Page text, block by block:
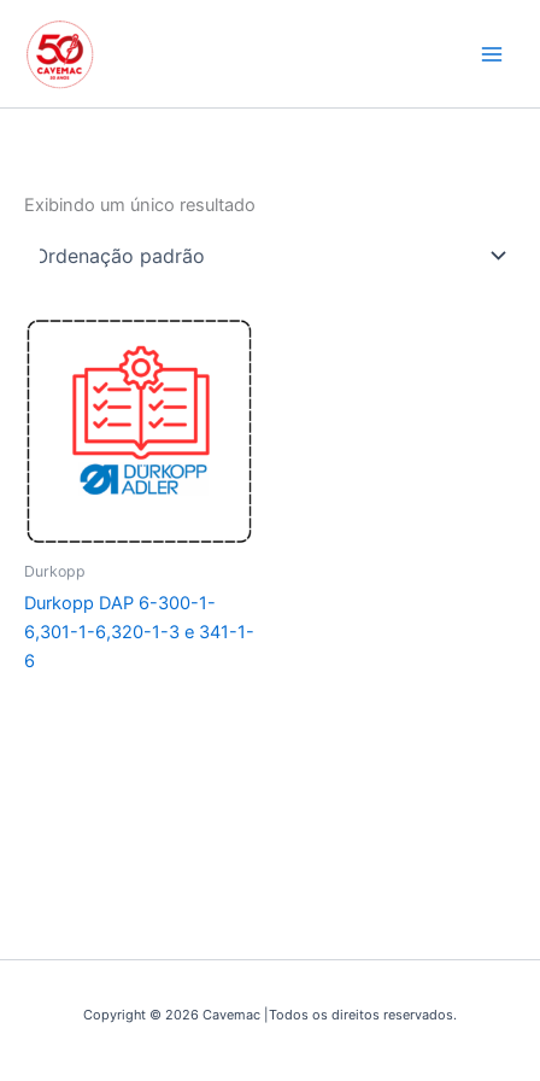
para
Exibindo um único resultado
Durkopp
Durkopp DAP 6-300-1-
6,301-1-6,320-1-3 e 341-1-
6
Copyright © 2026 Cavemac |Todos os direitos reservados.